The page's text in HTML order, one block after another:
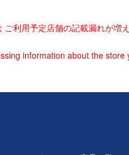
ご利用予定店舗の記載漏れが増
information about the